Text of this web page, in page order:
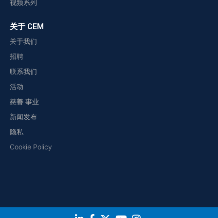
视频系列
关于 CEM
关于我们
招聘
联系我们
活动
慈善 事业
新闻发布
隐私
Cookie Policy